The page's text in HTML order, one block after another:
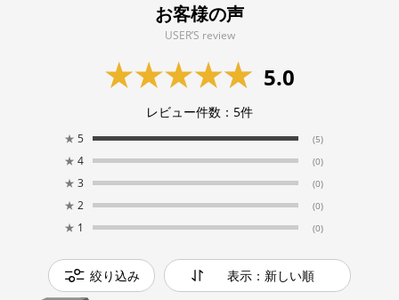
お客様の声
USER’S review
5.0
レビュー件数： 5件
★ 5 (5)
★ 4 (0)
★ 3 (0)
★ 2 (0)
★ 1 (0)
絞り込み 表示：新しい順